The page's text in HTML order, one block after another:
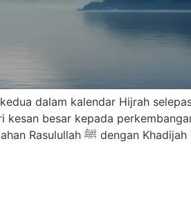
dalam kalendar Hijrah
besar kepada